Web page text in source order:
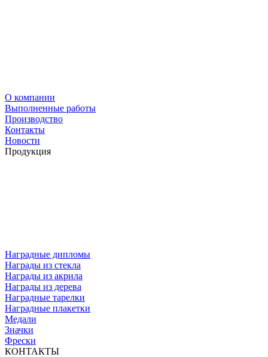
О компании
Выполненные работы
Производство
Контакты
Новости
Продукция
Наградные дипломы
Награды из стекла
Награды из акрила
Награды из дерева
Наградные тарелки
Наградные плакетки
Медали
Значки
Фрески
КОНТАКТЫ